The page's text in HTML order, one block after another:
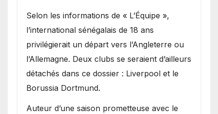
Selon les informations de « L’Équipe »,
l’international sénégalais de 18 ans
privilégierait un départ vers l’Angleterre ou
l’Allemagne. Deux clubs se seraient d’ailleurs
détachés dans ce dossier : Liverpool et le
Borussia Dortmund.
Auteur d’une saison prometteuse avec le